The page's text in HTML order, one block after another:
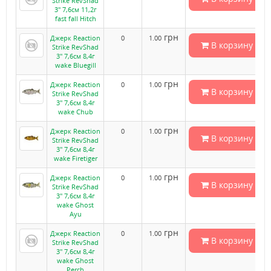
3" 7,6см 11,2г
fast fall Hitch
Джерк Reaction
Strike RevShad
3" 7,6см 8,4г
wake Bluegill
0 1.00 грн
В корзину
Джерк Reaction
Strike RevShad
3" 7,6см 8,4г
wake Chub
0 1.00 грн
В корзину
Джерк Reaction
Strike RevShad
3" 7,6см 8,4г
wake Firetiger
0 1.00 грн
В корзину
Джерк Reaction
Strike RevShad
3" 7,6см 8,4г
wake Ghost
Ayu
0 1.00 грн
В корзину
Джерк Reaction
Strike RevShad
3" 7,6см 8,4г
wake Ghost
0 1.00 грн
В корзину